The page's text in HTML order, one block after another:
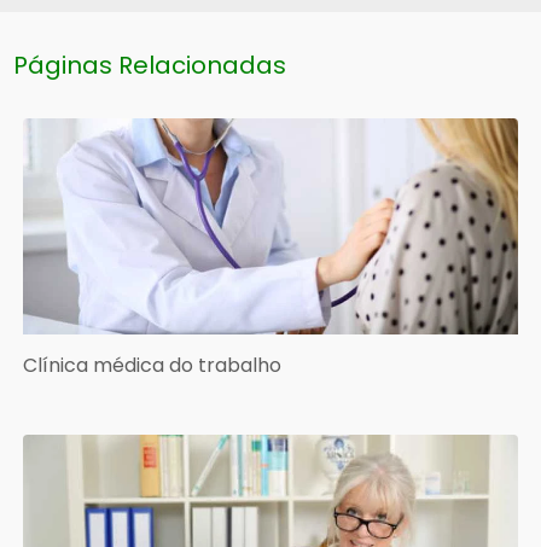
Páginas Relacionadas
Clínica médica do trabalho